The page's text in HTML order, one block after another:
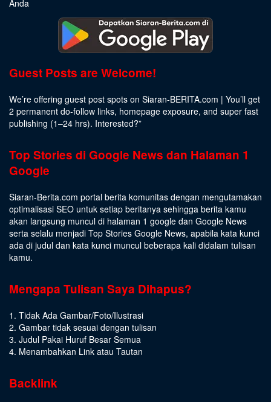
Anda
Guest Posts are Welcome!
We’re offering guest post spots on Siaran-BERITA.com | You’ll get
2 permanent do-follow links, homepage exposure, and super fast
publishing (1–24 hrs). Interested?”
Top Stories di Google News dan Halaman 1
Google
Siaran-Berita.com portal berita komunitas dengan mengutamakan
optimalisasi SEO untuk setiap beritanya sehingga berita kamu
akan langsung muncul di halaman 1 google dan Google News
serta selalu menjadi Top Stories Google News, apabila kata kunci
ada di judul dan kata kunci muncul beberapa kali didalam tulisan
kamu.
Mengapa Tulisan Saya Dihapus?
1. Tidak Ada Gambar/Foto/Ilustrasi
2. Gambar tidak sesuai dengan tulisan
3. Judul Pakai Huruf Besar Semua
4. Menambahkan Link atau Tautan
Backlink